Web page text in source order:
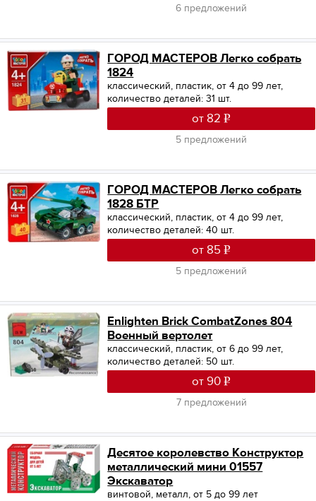
6 предложений
ГОРОД МАСТЕРОВ Легко собрать
1824
классический, пластик, от 4 до 99 лет,
количество деталей: 31 шт.
от 82
5 предложений
ГОРОД МАСТЕРОВ Легко собрать
1828 БТР
классический, пластик, от 4 до 99 лет,
количество деталей: 40 шт.
от 85
5 предложений
Enlighten Brick CombatZones 804
Военный вертолет
классический, пластик, от 6 до 99 лет,
количество деталей: 50 шт.
от 90
7 предложений
Десятое королевство Конструктор
металлический мини 01557
Экскаватор
винтовой, металл, от 5 до 99 лет